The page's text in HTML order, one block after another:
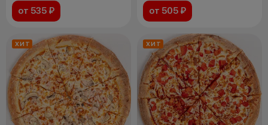
от 535 ₽ от 505 ₽
ХИТ ХИТ